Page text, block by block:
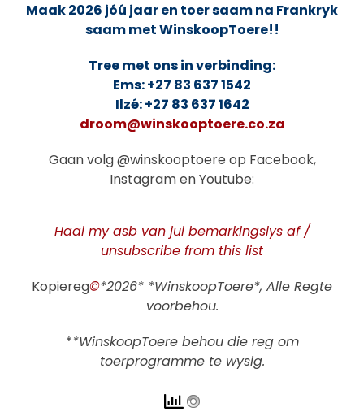
Maak 2026 jóú jaar en toer saam na Frankryk
saam met WinskoopToere!!
Tree met ons in verbinding:
Ems: +27 83 637 1542
Ilzé: +27 83 637 1642
droom@winskooptoere.co.za
Gaan volg @winskooptoere op Facebook,
Instagram en Youtube:
Haal my asb van jul bemarkingslys af /
unsubscribe from this list
Kopiereg©*2026* *WinskoopToere*, Alle Regte
voorbehou.
**WinskoopToere behou die reg om
toerprogramme te wysig.